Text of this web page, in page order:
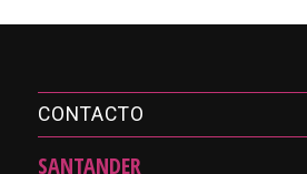
CONTACTO
SANTANDER